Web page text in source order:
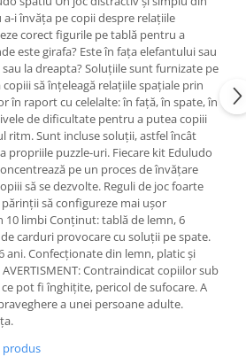
i învăța pe copii despre relațiile
corect figurile pe tablă pentru a
este girafa? Este în fața elefantului sau
la dreapta? Soluțiile sunt furnizate pe
să înțeleagă relațiile spațiale prin
în raport cu celelalte: în față, în spate, în
de dificultate pentru a putea copiii
ritm. Sunt incluse soluții, astfel încât
propriile puzzle-uri. Fiecare kit Eduludo
pe un proces de învățare
să se dezvolte. Reguli de joc foarte
să configureze mai ușor
limbi Conținut: tablă de lemn, 6
carduri provocare cu soluții pe spate.
ani. Confecționate din lemn, platic și
Contraindicat copiilor sub
pot fi înghițite, pericol de sufocare. A
a unei persoane adulte.